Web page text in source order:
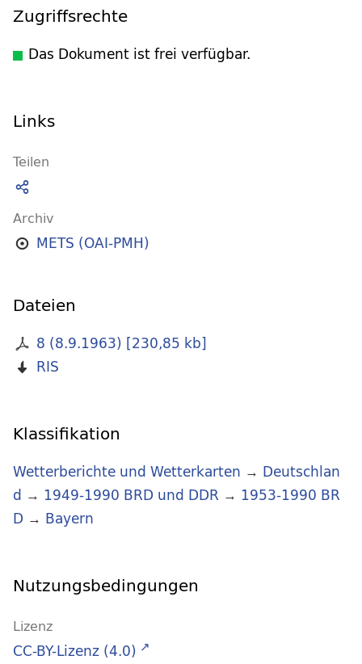
Zugriffsrechte
Das Dokument ist frei verfügbar.
Links
Teilen
Archiv
METS (OAI-PMH)
Dateien
8 (8.9.1963) [230,85 kb]
RIS
Klassifikation
Wetterberichte und Wetterkarten → Deutschlan
d → 1949-1990 BRD und DDR → 1953-1990 BR
D → Bayern
Nutzungsbedingungen
Lizenz
CC-BY-Lizenz (4.0)